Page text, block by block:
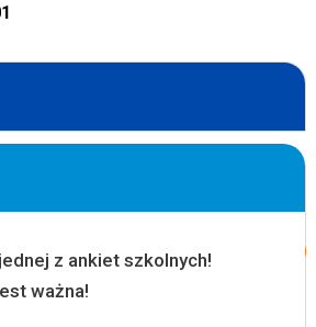
z ankiet szkolnych!
ważna!